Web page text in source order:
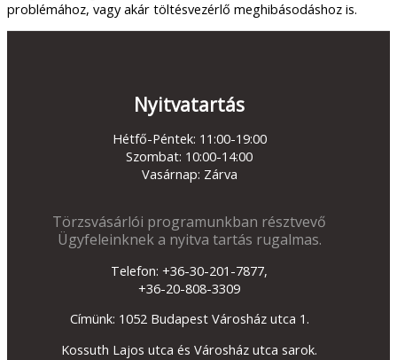
problémához, vagy akár töltésvezérlő meghibásodáshoz is.
Nyitvatartás
Hétfő-Péntek: 11:00-19:00
Szombat: 10:00-14:00
Vasárnap: Zárva
Törzsvásárlói programunkban résztvevő
Ügyfeleinknek a nyitva tartás rugalmas.
Telefon: +36-30-201-7877,
+36-20-808-3309
Címünk: 1052 Budapest Városház utca 1.
Kossuth Lajos utca és Városház utca sarok.